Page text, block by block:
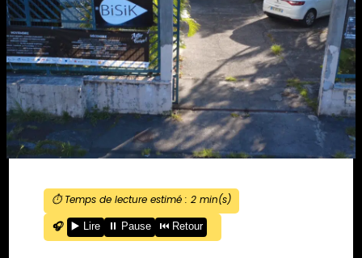
⏱️ Temps de lecture estimé : 2min(s)
🎧
▶️ Lire ⏸️ Pause ⏮️ Retour